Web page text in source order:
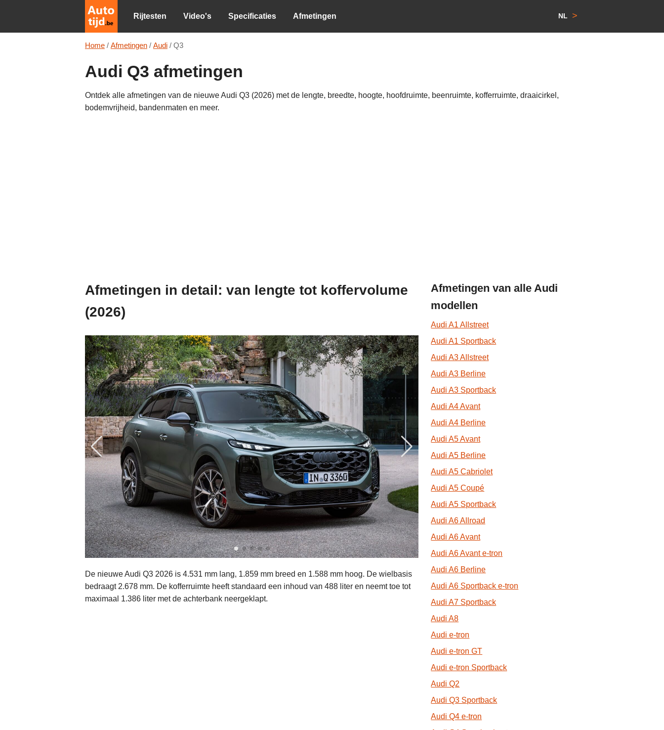
Rijtesten Video's Specificaties Afmetingen NL >
Home / Afmetingen / Audi / Q3
Audi Q3 afmetingen
Ontdek alle afmetingen van de nieuwe Audi Q3 (2026) met de lengte, breedte, hoogte, hoofdruimte, beenruimte, kofferruimte, draaicirkel,
bodemvrijheid, bandenmaten en meer.
Afmetingen in detail: van lengte tot koffervolume
(2026)
De nieuwe Audi Q3 2026 is 4.531 mm lang, 1.859 mm breed en 1.588 mm hoog. De wielbasis
bedraagt 2.678 mm. De kofferruimte heeft standaard een inhoud van 488 liter en neemt toe tot
maximaal 1.386 liter met de achterbank neergeklapt.
Afmetingen van alle Audi
modellen
Audi A1 Allstreet
Audi A1 Sportback
Audi A3 Allstreet
Audi A3 Berline
Audi A3 Sportback
Audi A4 Avant
Audi A4 Berline
Audi A5 Avant
Audi A5 Berline
Audi A5 Cabriolet
Audi A5 Coupé
Audi A5 Sportback
Audi A6 Allroad
Audi A6 Avant
Audi A6 Avant e-tron
Audi A6 Berline
Audi A6 Sportback e-tron
Audi A7 Sportback
Audi A8
Audi e-tron
Audi e-tron GT
Audi e-tron Sportback
Audi Q2
Audi Q3 Sportback
Audi Q4 e-tron